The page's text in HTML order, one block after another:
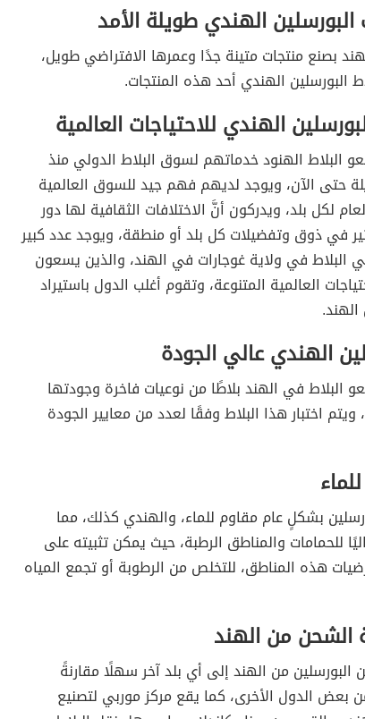
البورسلين الهندي طويلة الأمد
بصنع منتجات متينة جدًا وعمرها الافتراضي طويل،
البورسلين الهندي أحد هذه المنتجات.
الهندي للاحتياجات العالمية
البلاط الهنود خدماتهم لسوق البلاط الدولي منذ
حتى الآن، ويوجد لديهم فهم جيد للسوق العالمية
لكل بلد، ويدركون أنَّ الاختلافات الثقافية لها دور
في ذوق وتفضيلات كل بلد أو منطقة، ويوجد عدد كبير
البلاط في ولاية غوجارات في الهند، والذين يسعون
العالمية المتنوعة، وتقوم أغلب الدول باستيراد
الهند.
الهندي عالي الجودة
البلاط في الهند بلاطًا من نوعيات فاخرة وجودتها
ويتم اختبار هذا البلاط وفقًا لعدد من معايير الجودة
بشكلٍ عام مقاوم للماء، والهندي كذلك، مما
للحمامات والمناطق الرطبة، حيث يمكن تثبيته على
هذه المناطق، للتخلص من الرطوبة أو تجمع المياه
من الهند
البورسلين من الهند إلى أي بلد آخر سهلًا مقارنةً
بعض الدول الأخرى، كما يقع مركز موربي لتصنيع